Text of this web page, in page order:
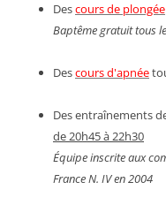
Descours de plongée
Baptême gratuit tous
Descours d'apnée
Des entraînements
de 20h45 à 22h30
Équipe inscrite aux
France N. IV en 2004